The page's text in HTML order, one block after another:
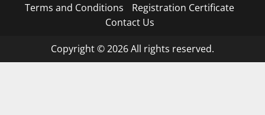
Terms and Conditions
Registration Certificate
Contact Us
Copyright © 2026 All rights reserved.